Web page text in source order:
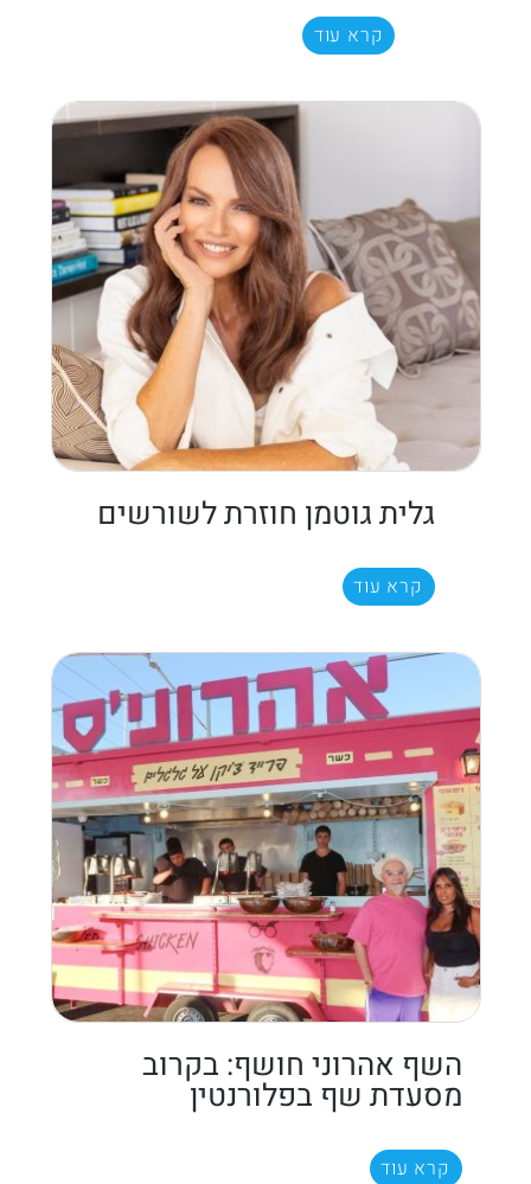
קרא עוד
גלית גוטמן חוזרת לשורשים
קרא עוד
השף אהרוני חושף: בקרוב
מסעדת שף בפלורנטין
קרא עוד